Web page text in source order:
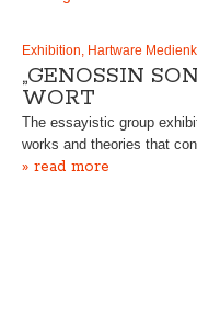
Exhibition, Hartware
„GENOSSIN
WORT
The essayistic group
works and theories that
» read more